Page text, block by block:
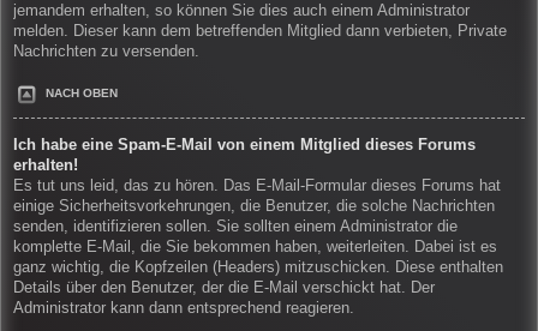
jemandem erhalten, so können Sie dies auch einem Administrator
melden. Dieser kann dem betreffenden Mitglied dann verbieten, Private
Nachrichten zu versenden.
NACH OBEN
Ich habe eine Spam-E-Mail von einem Mitglied dieses Forums
erhalten!
Es tut uns leid, das zu hören. Das E-Mail-Formular dieses Forums hat
einige Sicherheitsvorkehrungen, die Benutzer, die solche Nachrichten
senden, identifizieren sollen. Sie sollten einem Administrator die
komplette E-Mail, die Sie bekommen haben, weiterleiten. Dabei ist es
ganz wichtig, die Kopfzeilen (Headers) mitzuschicken. Diese enthalten
Details über den Benutzer, der die E-Mail verschickt hat. Der
Administrator kann dann entsprechend reagieren.